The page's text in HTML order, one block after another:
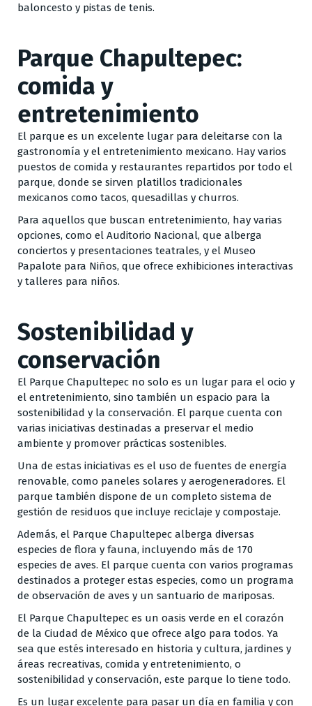
baloncesto y pistas de tenis.
Parque Chapultepec:
comida y
entretenimiento
El parque es un excelente lugar para deleitarse con la
gastronomía y el entretenimiento mexicano. Hay varios
puestos de comida y restaurantes repartidos por todo el
parque, donde se sirven platillos tradicionales
mexicanos como tacos, quesadillas y churros.
Para aquellos que buscan entretenimiento, hay varias
opciones, como el Auditorio Nacional, que alberga
conciertos y presentaciones teatrales, y el Museo
Papalote para Niños, que ofrece exhibiciones interactivas
y talleres para niños.
Sostenibilidad y
conservación
El Parque Chapultepec no solo es un lugar para el ocio y
el entretenimiento, sino también un espacio para la
sostenibilidad y la conservación. El parque cuenta con
varias iniciativas destinadas a preservar el medio
ambiente y promover prácticas sostenibles.
Una de estas iniciativas es el uso de fuentes de energía
renovable, como paneles solares y aerogeneradores. El
parque también dispone de un completo sistema de
gestión de residuos que incluye reciclaje y compostaje.
Además, el Parque Chapultepec alberga diversas
especies de flora y fauna, incluyendo más de 170
especies de aves. El parque cuenta con varios programas
destinados a proteger estas especies, como un programa
de observación de aves y un santuario de mariposas.
El Parque Chapultepec es un oasis verde en el corazón
de la Ciudad de México que ofrece algo para todos. Ya
sea que estés interesado en historia y cultura, jardines y
áreas recreativas, comida y entretenimiento, o
sostenibilidad y conservación, este parque lo tiene todo.
Es un lugar excelente para pasar un día en familia y con